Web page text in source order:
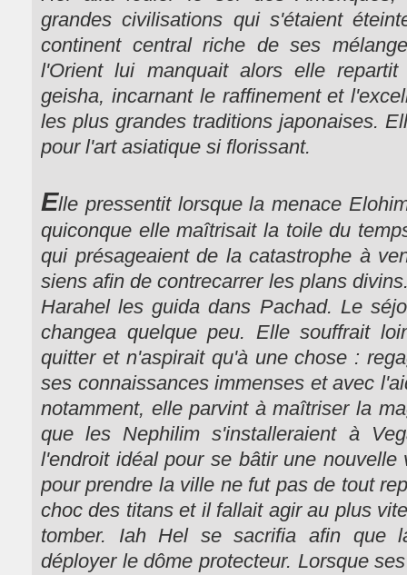
grandes civilisations qui s'étaient
continent central riche de ses
l'Orient lui manquait alors elle
geisha, incarnant le raffinement et
les plus grandes traditions japonaises.
pour l'art asiatique si florissant.
Elle pressentit lorsque la menace
quiconque elle maîtrisait la toile du
qui présageaient de la catastrophe à
siens afin de contrecarrer les plans
Harahel les guida dans Pachad. Le
changea quelque peu. Elle souffrait
quitter et n'aspirait qu'à une chose :
ses connaissances immenses et avec
notamment, elle parvint à maîtriser la
que les Nephilim s'installeraient à
l'endroit idéal pour se bâtir une
pour prendre la ville ne fut pas de tout
choc des titans et il fallait agir au plus
tomber. Iah Hel se sacrifia afin que
déployer le dôme protecteur. Lorsque